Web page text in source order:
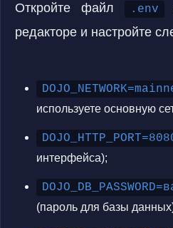
Откройте файл .env
редакторе и настройте
используете основную
интерфейса);
(пароль для базы